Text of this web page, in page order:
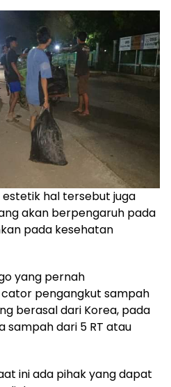
estetik hal tersebut juga
akan berpengaruh pada
pada kesehatan
yang pernah
pengangkut sampah
berasal dari Korea, pada
sampah dari 5 RT atau
ini ada pihak yang dapat